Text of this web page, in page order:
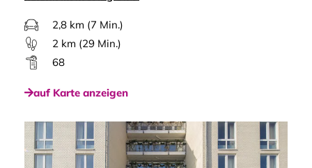
2,8 km (7 Min.)
2 km (29 Min.)
68
auf Karte anzeigen